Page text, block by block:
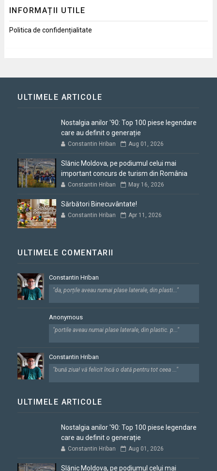
INFORMAȚII UTILE
Politica de confidențialitate
ULTIMELE ARTICOLE
Nostalgia anilor '90: Top 100 piese legendare
care au definit o generație
Constantin Hriban Aug 01, 2026
Slănic Moldova, pe podiumul celui mai
important concurs de turism din România
Constantin Hriban May 16, 2026
Sărbători Binecuvântate!
Constantin Hriban Apr 11, 2026
ULTIMELE COMENTARII
Constantin Hriban
"da, porțile aveau numai plase laterale, din plasti..."
Anonymous
"portile aveau numai plase laterale, din plastic. p..."
Constantin Hriban
"bună ziua! vă felicit încă o dată pentru tot ceea ..."
ULTIMELE ARTICOLE
Nostalgia anilor '90: Top 100 piese legendare
care au definit o generație
Constantin Hriban Aug 01, 2026
Slănic Moldova, pe podiumul celui mai